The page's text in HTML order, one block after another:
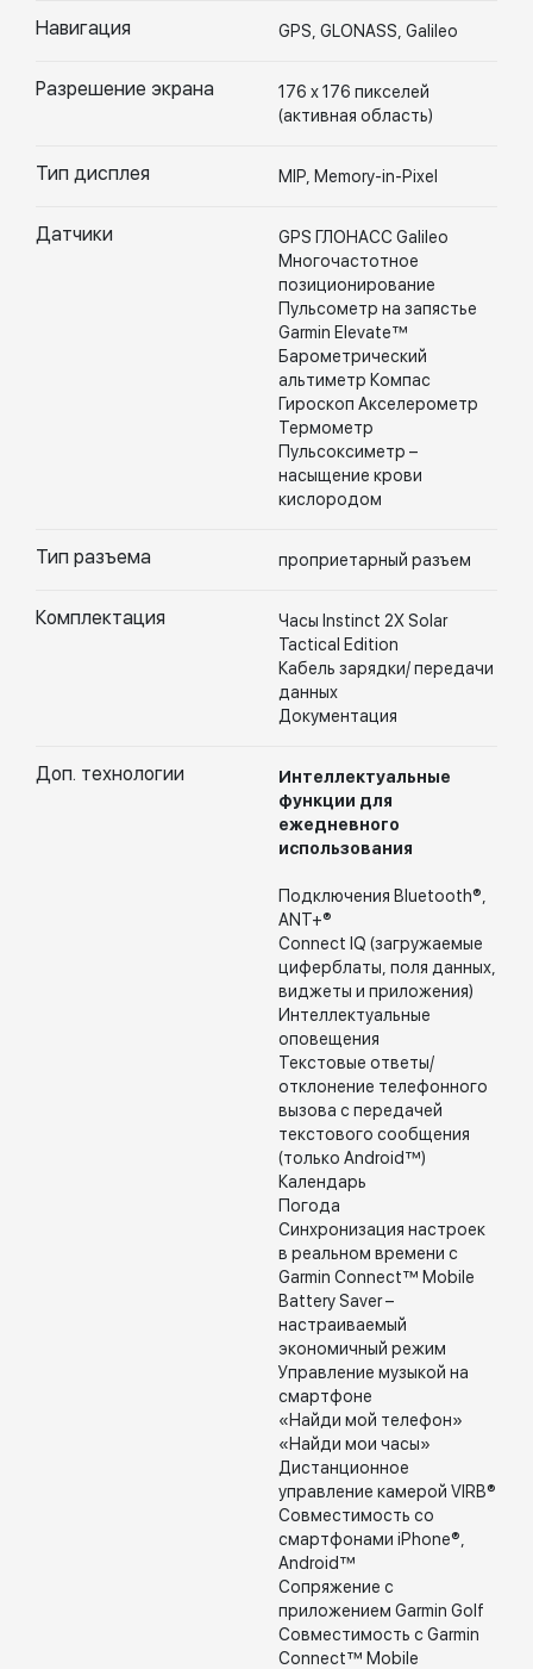
Навигация GPS, GLONASS, Galileo
Разрешение экрана
176 х 176 пикселей
(активная область)
Тип дисплея MIP, Memory-in-Pixel
Датчики
GPS ГЛОНАСС Galileo
Многочастотное
позиционирование
Пульсометр на запястье
Garmin Elevate™
Барометрический
альтиметр Компас
Гироскоп Акселерометр
Термометр
Пульсоксиметр –
насыщение крови
кислородом
Тип разъема проприетарный разъем
Комплектация
Часы Instinct 2X Solar
Tactical Edition
Кабель зарядки/ передачи
данных
Документация
Доп. технологии
Интеллектуальные
функции для
ежедневного
использования
Подключения Bluetooth®,
ANT+®
Connect IQ (загружаемые
циферблаты, поля данных,
виджеты и приложения)
Интеллектуальные
оповещения
Текстовые ответы/
отклонение телефонного
вызова с передачей
текстового сообщения
(только Android™)
Календарь
Погода
Синхронизация настроек
в реальном времени с
Garmin Connect™ Mobile
Battery Saver –
настраиваемый
экономичный режим
Управление музыкой на
смартфоне
«Найди мой телефон»
«Найди мои часы»
Дистанционное
управление камерой VIRB®
Совместимость со
смартфонами iPhone®,
Android™
Сопряжение с
приложением Garmin Golf
Совместимость с Garmin
Connect™ Mobile